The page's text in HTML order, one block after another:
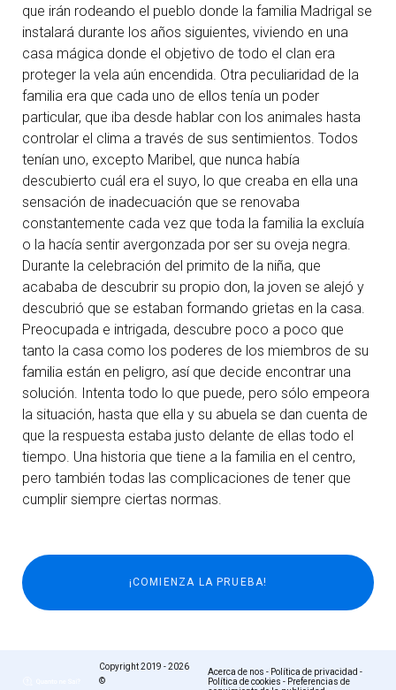
que irán rodeando el pueblo donde la familia Madrigal se
instalará durante los años siguientes, viviendo en una
casa mágica donde el objetivo de todo el clan era
proteger la vela aún encendida. Otra peculiaridad de la
familia era que cada uno de ellos tenía un poder
particular, que iba desde hablar con los animales hasta
controlar el clima a través de sus sentimientos. Todos
tenían uno, excepto Maribel, que nunca había
descubierto cuál era el suyo, lo que creaba en ella una
sensación de inadecuación que se renovaba
constantemente cada vez que toda la familia la excluía
o la hacía sentir avergonzada por ser su oveja negra.
Durante la celebración del primito de la niña, que
acababa de descubrir su propio don, la joven se alejó y
descubrió que se estaban formando grietas en la casa.
Preocupada e intrigada, descubre poco a poco que
tanto la casa como los poderes de los miembros de su
familia están en peligro, así que decide encontrar una
solución. Intenta todo lo que puede, pero sólo empeora
la situación, hasta que ella y su abuela se dan cuenta de
que la respuesta estaba justo delante de ellas todo el
tiempo. Una historia que tiene a la familia en el centro,
pero también todas las complicaciones de tener que
cumplir siempre ciertas normas.
Copyright 2019 - 2026
©
Acerca de nos - Política de privacidad -
Política de cookies - Preferencias de